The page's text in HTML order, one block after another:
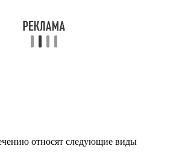
относят следующие виды